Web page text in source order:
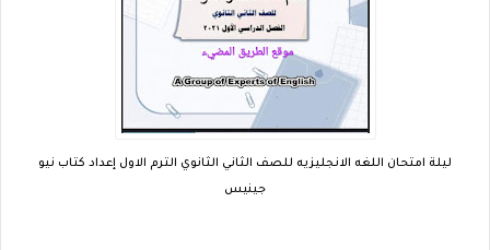
ليلة امتحان اللغه الانجليزيه للصف الثاني الثانوي الترم الاول إعداد كتاب نيو
جينيس